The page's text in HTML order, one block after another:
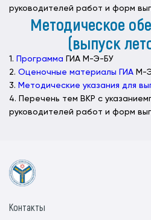
руководителей работ и форм
Методическое
(выпуск
1. Программа ГИА М-Э-БУ
2. Оценочные материалы ГИА М-
3. Методические указания для
4. Перечень тем ВКР с
руководителей работ и форм
Контакты